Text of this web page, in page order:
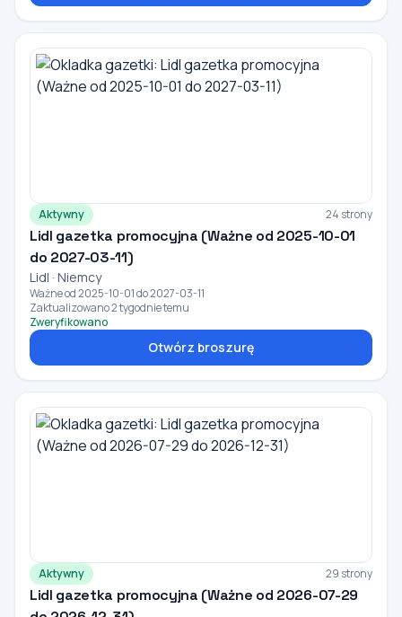
Aktywny 24 strony
Lidl gazetka promocyjna (Ważne od 2025-10-01
do 2027-03-11)
Lidl · Niemcy
Ważne od 2025-10-01 do 2027-03-11
Zaktualizowano 2 tygodnie temu
Zweryfikowano
Otwórz broszurę
Aktywny 29 strony
Lidl gazetka promocyjna (Ważne od 2026-07-29